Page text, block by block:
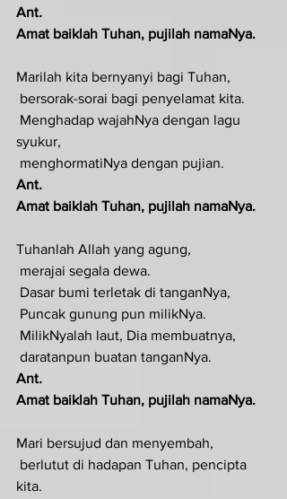
Ant.
Amat baiklah Tuhan, pujilah namaNya.
Marilah kita bernyanyi bagi Tuhan,
bersorak-sorai bagi penyelamat kita.
syukur,
menghormatiNya dengan pujian.
Ant.
Amat baiklah Tuhan, pujilah namaNya.
Tuhanlah Allah yang agung,
merajai segala dewa.
Dasar bumi terletak di tanganNya,
Puncak gunung pun milikNya.
MilikNyalah laut, Dia membuatnya,
daratanpun buatan tanganNya.
Ant.
Amat baiklah Tuhan, pujilah namaNya.
Mari bersujud dan menyembah,
kita.